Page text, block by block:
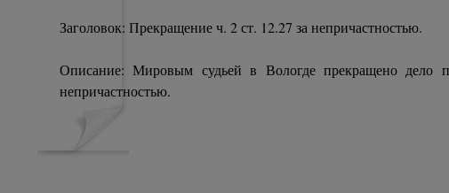
Заголовок: Прекращение ч. 2 ст. 12.27 за непричастностью.
Описание: Мировым судьей в Вологде прекращено
непричастностью.